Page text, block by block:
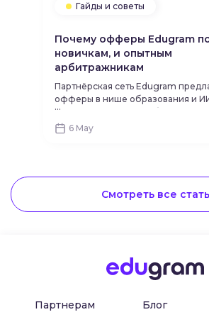
Гайды и советы
Почему офферы Edugram
новичкам, и опытным
арбитражникам
Партнёрская сеть Edugram
офферы в нише образования и
одинаково хорошо работают как у
так и у опытных арбитражников.
простоте запуска, гибкости в
зависимости от уровня опыта.
...
6 May
Смотреть все
Партнерам Блог